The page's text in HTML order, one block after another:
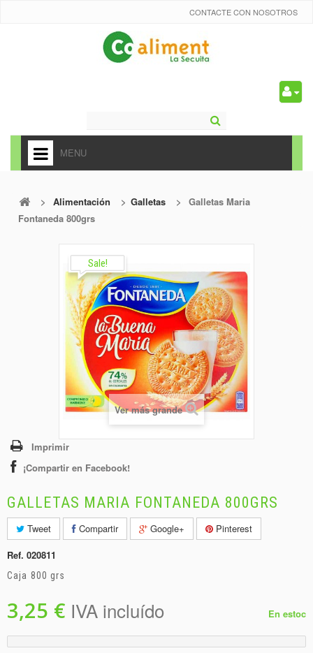
CONTACTE CON NOSOTROS
MENU
ALIMENTACIÓN
CARNICERÍA Y CHARCUTERÍA
CONGELADOS
DROGUERÍA
> Alimentación > Galletas >
Galletas Maria
Fontaneda 800grs
Sale!
Ver más grande
Imprimir
¡Compartir en Facebook!
GALLETAS MARIA FONTANEDA 800GRS
Tweet Compartir Google+
Pinterest
Ref. 020811
Caja 800 grs
3,25 € IVA incluído En estoc